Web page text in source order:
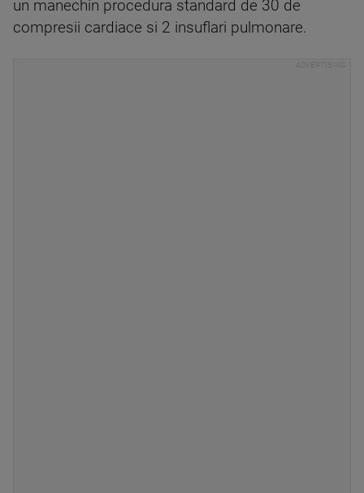
un manechin procedura standard de 30 de
compresii cardiace si 2 insuflari pulmonare.